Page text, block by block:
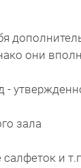
они
-
зала
и